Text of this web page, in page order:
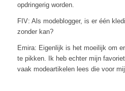
opdringerig worden.
FIV: Als modeblogger, is er één
zonder kan?
Emira: Eigenlijk is het moeilijk om
te pikken. Ik heb echter mijn
vaak modeartikelen lees die voor